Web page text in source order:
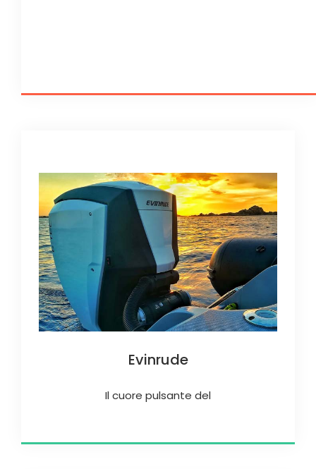
Evinrude
Il cuore pulsante del